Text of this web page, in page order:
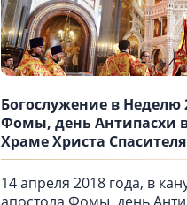
Богослужение в Неделю
Фомы, день Антипасхи
Храме Христа
14 апреля 2018 года, в